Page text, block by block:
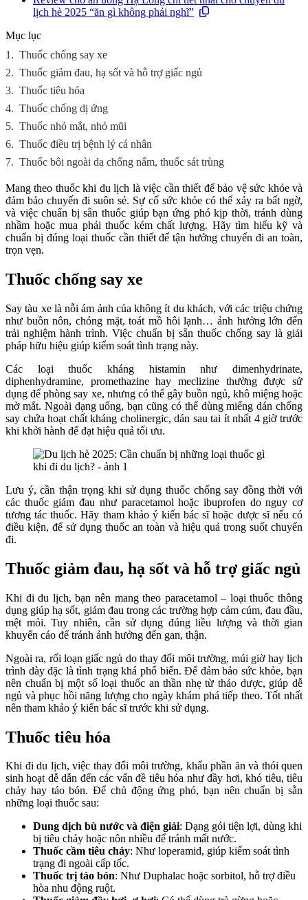
lịch hè 2025 “ăn gì không phải nghĩ”
Mục lục
1. Thuốc chống say xe
2. Thuốc giảm đau, hạ sốt và hỗ trợ giấc ngủ
3. Thuốc tiêu hóa
4. Thuốc chống dị ứng
5. Thuốc nhỏ mắt, nhỏ mũi
6. Thuốc điều trị bệnh lý cá nhân
7. Thuốc bôi ngoài da chống nấm, thuốc sát trùng
Mang theo thuốc khi du lịch là việc cần thiết để bảo vệ sức khỏe và
đảm bảo chuyến đi suôn sẻ. Sự cố sức khỏe có thể xảy ra bất ngờ,
và việc chuẩn bị sẵn thuốc giúp bạn ứng phó kịp thời, tránh dùng
nhầm hoặc mua phải thuốc kém chất lượng. Hãy tìm hiểu kỹ và
chuẩn bị đúng loại thuốc cần thiết để tận hưởng chuyến đi an toàn,
trọn vẹn.
Thuốc chống say xe
Say tàu xe là nỗi ám ảnh của không ít du khách, với các triệu chứng
như buồn nôn, chóng mặt, toát mồ hôi lạnh… ảnh hưởng lớn đến
trải nghiệm hành trình. Việc chuẩn bị sẵn thuốc chống say là giải
pháp hữu hiệu giúp kiểm soát tình trạng này.
Các loại thuốc kháng histamin như dimenhydrinate,
diphenhydramine, promethazine hay meclizine thường được sử
dụng để phòng say xe, nhưng có thể gây buồn ngủ, khô miệng hoặc
mờ mắt. Ngoài dạng uống, bạn cũng có thể dùng miếng dán chống
say chứa hoạt chất kháng cholinergic, dán sau tai ít nhất 4 giờ trước
khi khởi hành để đạt hiệu quả tối ưu.
Lưu ý, cần thận trọng khi sử dụng thuốc chống say đồng thời với
các thuốc giảm đau như paracetamol hoặc ibuprofen do nguy cơ
tương tác thuốc. Hãy tham khảo ý kiến bác sĩ hoặc dược sĩ nếu có
điều kiện, để sử dụng thuốc an toàn và hiệu quả trong suốt chuyến
đi.
Thuốc giảm đau, hạ sốt và hỗ trợ giấc ngủ
Khi đi du lịch, bạn nên mang theo paracetamol – loại thuốc thông
dụng giúp hạ sốt, giảm đau trong các trường hợp cảm cúm, đau đầu,
mệt mỏi. Tuy nhiên, cần sử dụng đúng liều lượng và thời gian
khuyến cáo để tránh ảnh hưởng đến gan, thận.
Ngoài ra, rối loạn giấc ngủ do thay đổi môi trường, múi giờ hay lịch
trình dày đặc là tình trạng khá phổ biến. Để đảm bảo sức khỏe, bạn
nên chuẩn bị một số loại thuốc an thần nhẹ từ thảo dược, giúp dễ
ngủ và phục hồi năng lượng cho ngày khám phá tiếp theo. Tốt nhất
nên tham khảo ý kiến bác sĩ trước khi sử dụng.
Thuốc tiêu hóa
Khi đi du lịch, việc thay đổi môi trường, khẩu phần ăn và thói quen
sinh hoạt dễ dẫn đến các vấn đề tiêu hóa như đầy hơi, khó tiêu, tiêu
chảy hay táo bón. Để chủ động ứng phó, bạn nên chuẩn bị sẵn
những loại thuốc sau:
Dung dịch bù nước và điện giải: Dạng gói tiện lợi, dùng khi
bị tiêu chảy hoặc nôn nhiều để tránh mất nước.
Thuốc cầm tiêu chảy: Như loperamid, giúp kiểm soát tình
trạng đi ngoài cấp tốc.
Thuốc trị táo bón: Như Duphalac hoặc sorbitol, hỗ trợ điều
hòa nhu động ruột.